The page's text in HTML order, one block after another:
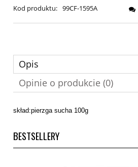
Kod produktu: 99CF-1595A
Opis
Opinie o produkcie (0)
skład:pierzga sucha 100g
BESTSELLERY